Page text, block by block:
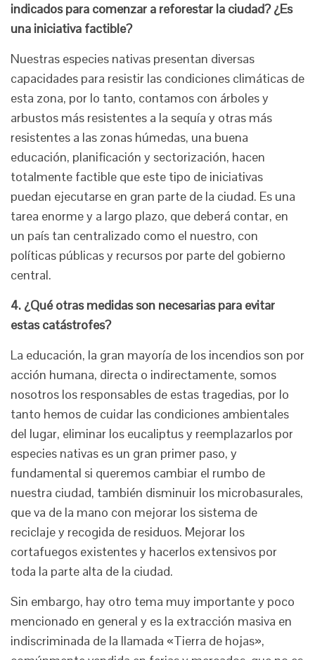
indicados para comenzar a reforestar la ciudad? ¿Es
una iniciativa factible?
Nuestras especies nativas presentan diversas
capacidades para resistir las condiciones climáticas de
esta zona, por lo tanto, contamos con árboles y
arbustos más resistentes a la sequía y otras más
resistentes a las zonas húmedas, una buena
educación, planificación y sectorización, hacen
totalmente factible que este tipo de iniciativas
puedan ejecutarse en gran parte de la ciudad. Es una
tarea enorme y a largo plazo, que deberá contar, en
un país tan centralizado como el nuestro, con
políticas públicas y recursos por parte del gobierno
central.
4. ¿Qué otras medidas son necesarias para evitar
estas catástrofes?
La educación, la gran mayoría de los incendios son por
acción humana, directa o indirectamente, somos
nosotros los responsables de estas tragedias, por lo
tanto hemos de cuidar las condiciones ambientales
del lugar, eliminar los eucaliptus y reemplazarlos por
especies nativas es un gran primer paso, y
fundamental si queremos cambiar el rumbo de
nuestra ciudad, también disminuir los microbasurales,
que va de la mano con mejorar los sistema de
reciclaje y recogida de residuos. Mejorar los
cortafuegos existentes y hacerlos extensivos por
toda la parte alta de la ciudad.
Sin embargo, hay otro tema muy importante y poco
mencionado en general y es la extracción masiva en
indiscriminada de la llamada «Tierra de hojas»,